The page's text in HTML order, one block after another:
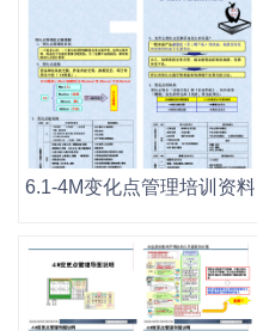
6.1-4M变化点管理培训资